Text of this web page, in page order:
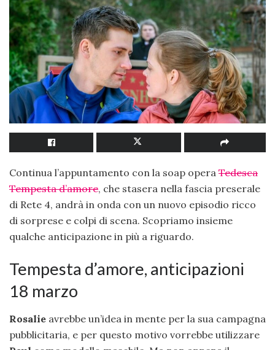
Continua l’appuntamento con la soap opera Tedesca
Tempesta d’amore, che stasera nella fascia preserale
di Rete 4, andrà in onda con un nuovo episodio ricco
di sorprese e colpi di scena. Scopriamo insieme
qualche anticipazione in più a riguardo.
Tempesta d’amore, anticipazioni
18 marzo
Rosalie avrebbe un’idea in mente per la sua campagna
pubblicitaria, e per questo motivo vorrebbe utilizzare